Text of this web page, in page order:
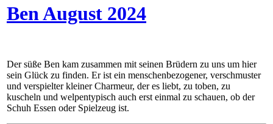
Ben August 2024
Der süße Ben kam zusammen mit seinen Brüdern zu uns um hier
sein Glück zu finden. Er ist ein menschenbezogener, verschmuster
und verspielter kleiner Charmeur, der es liebt, zu toben, zu
kuscheln und welpentypisch auch erst einmal zu schauen, ob der
Schuh Essen oder Spielzeug ist.